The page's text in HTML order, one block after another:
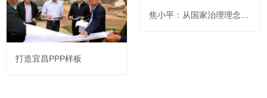
打造宜昌PPP样板